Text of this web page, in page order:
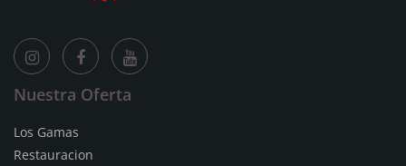
Nuestra Oferta
Los Gamas
Restauracion